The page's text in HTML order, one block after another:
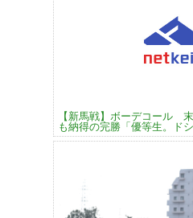
【新馬戦】ボーデコール
も納得の完勝「優等生。ド